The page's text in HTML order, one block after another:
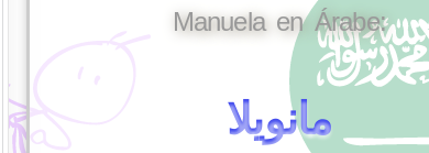
Manuela en Árabe:
مانويلا